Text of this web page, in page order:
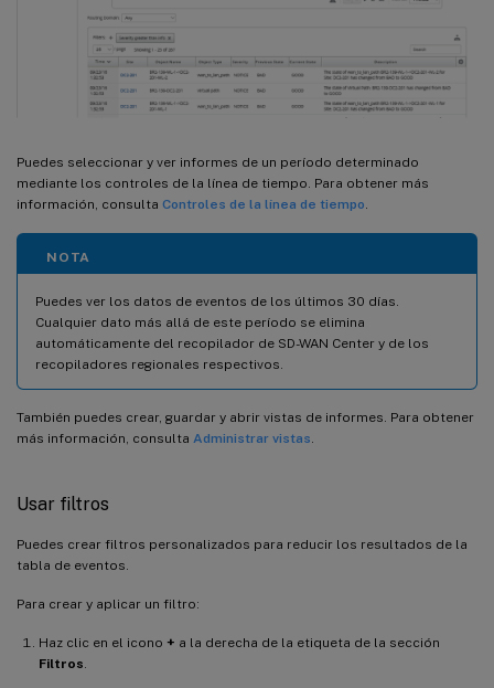
Puedes seleccionar y ver informes de un período determinado
mediante los controles de la línea de tiempo. Para obtener más
información, consulta Controles de la línea de tiempo.
NOTA
Puedes ver los datos de eventos de los últimos 30 días.
Cualquier dato más allá de este período se elimina
automáticamente del recopilador de SD-WAN Center y de los
recopiladores regionales respectivos.
También puedes crear, guardar y abrir vistas de informes. Para obtener
más información, consulta Administrar vistas.
Usar filtros
Puedes crear filtros personalizados para reducir los resultados de la
tabla de eventos.
Para crear y aplicar un filtro:
Haz clic en el icono + a la derecha de la etiqueta de la sección
Filtros.